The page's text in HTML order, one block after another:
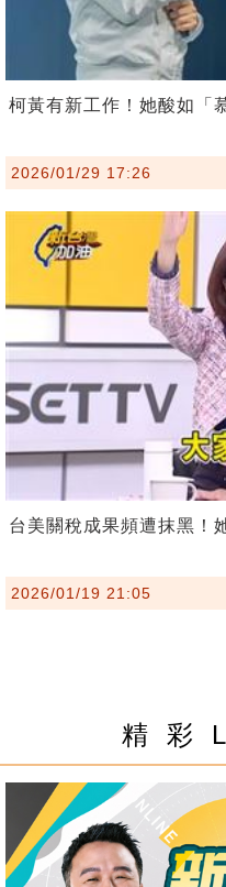
柯黃有新工作！她酸如「
2026/01/29 17:26
台美關稅成果頻遭抹黑！
2026/01/19 21:05
精 彩